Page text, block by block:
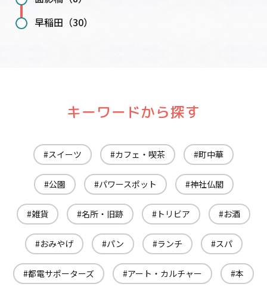
早稲田（30）
キーワードから探す
スイーツ カフェ・喫茶 町中華
公園 パワースポット 神社仏閣
雑貨 名所・旧跡 トリビア お酒
おみやげ パン ランチ スパ
都電サポーターズ アート・カルチャー 本